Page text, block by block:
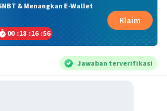
& Menangkan E-Wallet
00 :18 :16 :56
Klaim
Jawaban terverifikasi